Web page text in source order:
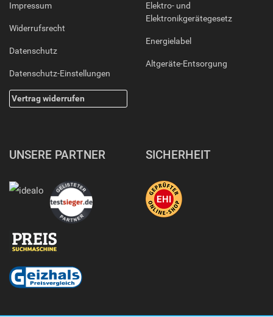
Impressum
Widerrufsrecht
Datenschutz
Datenschutz-Einstellungen
Vertrag widerrufen
Elektro- und
Elektronikgerätegesetz
Energielabel
Altgeräte-Entsorgung
UNSERE PARTNER SICHERHEIT